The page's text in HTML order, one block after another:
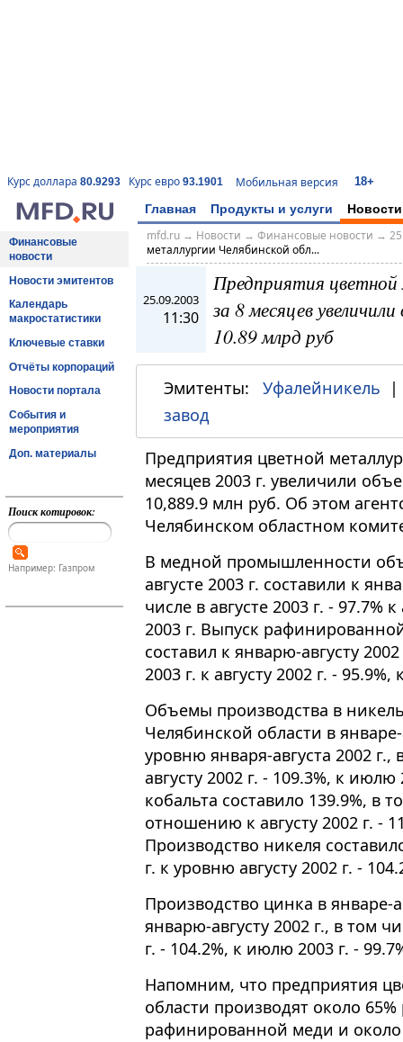
Курс доллара 80.9293 Курс евро 93.1901 Мобильная версия 18+
Главная Продукты и услуги Новости
Финансовые
новости
Новости эмитентов
Календарь
макростатистики
Ключевые ставки
Отчёты корпораций
Новости портала
События и
мероприятия
Доп. материалы
Поиск котировок:
Например: Газпром
mfd.ru→ Новости → Финансовые новости →
металлургии Челябинской обл...
25.09.2003
11:30
Предприятия цветной
за 8 месяцев
10.89 млрд руб
Эмитенты: Уфалейникель
завод
Предприятия цветной
месяцев 2003 г. увеличили
10,889.9 млн руб. Об этом
Челябинском областном
В медной промышленности
августе 2003 г. составили к
числе в августе 2003 г. - 97.7%
2003 г. Выпуск
составил к январю-августу
2003 г. к августу 2002 г. -
Объемы производства в
Челябинской области в январе-
уровню января-августа 2002 г.,
августу 2002 г. - 109.3%, к
кобальта составило 139.9%, в
отношению к августу 2002 г. -
Производство никеля
г. к уровню августу 2002 г. -
Производство цинка в январе-
январю-августу 2002 г., в том
г. - 104.2%, к июлю 2003 г. -
Напомним, что предприятия
области производят около
рафинированной меди и около